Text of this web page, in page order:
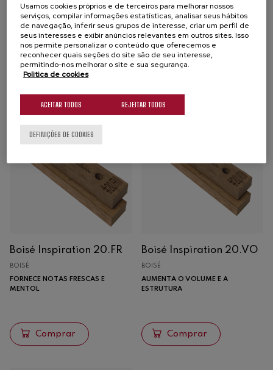
Potenciar a complexidade e
a concentração na boca dos
vinhos
Comprar
Potenciar a complexidade e
a frescura dos vinhos
Comprar
Boisé Inspiration 20.FR
BOISÉ
FORNECE NOTAS FRESCAS E
MENTOL
Comprar
Boisé Inspiration 20.VO
BOISÉ
AUMENTA O VOLUME E A
ESTRUTURA
Comprar
Usamos cookies próprios e de terceiros para melhorar nossos
serviços, compilar informações estatísticas, analisar seus hábitos
de navegação, inferir seus grupos de interesse, criar um perfil de
seus interesses e exibir anúncios relevantes em outros sites. Isso
nos permite personalizar o conteúdo que oferecemos e
reconhecer quais seções do site são de seu interesse,
permitindo-nos melhorar o site e sua segurança.
Politica de cookies
REJEITAR TODOS
ACEITAR TODOS
DEFINIÇÕES DE COOKIES